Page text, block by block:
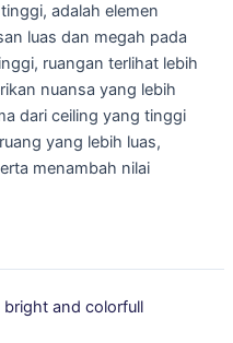
adalah elemen
luas dan megah pada
ruangan terlihat lebih
nuansa yang lebih
dari ceiling yang tinggi
yang lebih luas,
menambah nilai